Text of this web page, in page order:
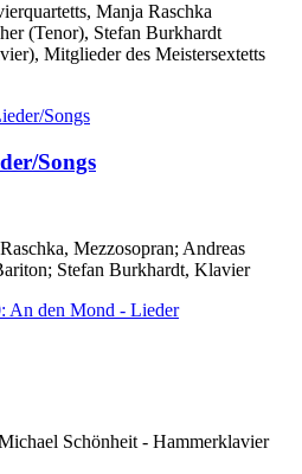
Manja Raschka
(Tenor), Stefan Burkhardt
Mitglieder des Meistersextetts
Songs
Mezzosopran; Andreas
Stefan Burkhardt, Klavier
Schönheit - Hammerklavier